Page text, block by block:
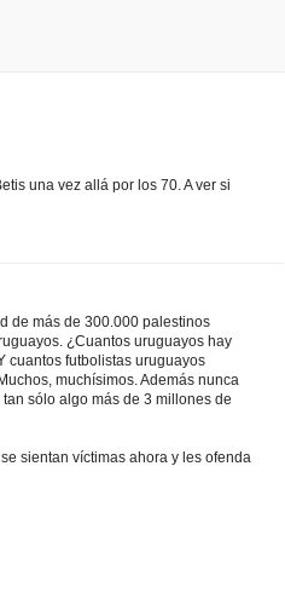
una vez allá por los 70. A ver si
de más de 300.000 palestinos
¿Cuantos uruguayos hay
cuantos futbolistas uruguayos
muchísimos. Además nunca
sólo algo más de 3 millones de
sientan víctimas ahora y les ofenda